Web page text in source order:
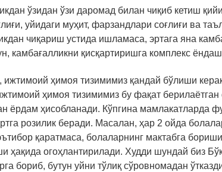
ўзидан ўзи даромад билан чиқиб кетиш
уйидаги муҳит, фарзандлари соғлиғи ва
чиқариш устида ишламаса, эртага яна
камбағалликни қисқартиришга комплекс
ижтимоий ҳимоя тизимимиз қандай бўлиши
ҳимоя тизимимиз бу фақат
ёрдам ҳисобланади. Кўпгина мамлакатларда
розилик беради. Масалан, ҳар 2 ойда
қаратмаса, болаларнинг мактабга
ҳақида огоҳлантирилади. Худди шундай биз
бориб, бутун уйни тўлиқ сўровномадан